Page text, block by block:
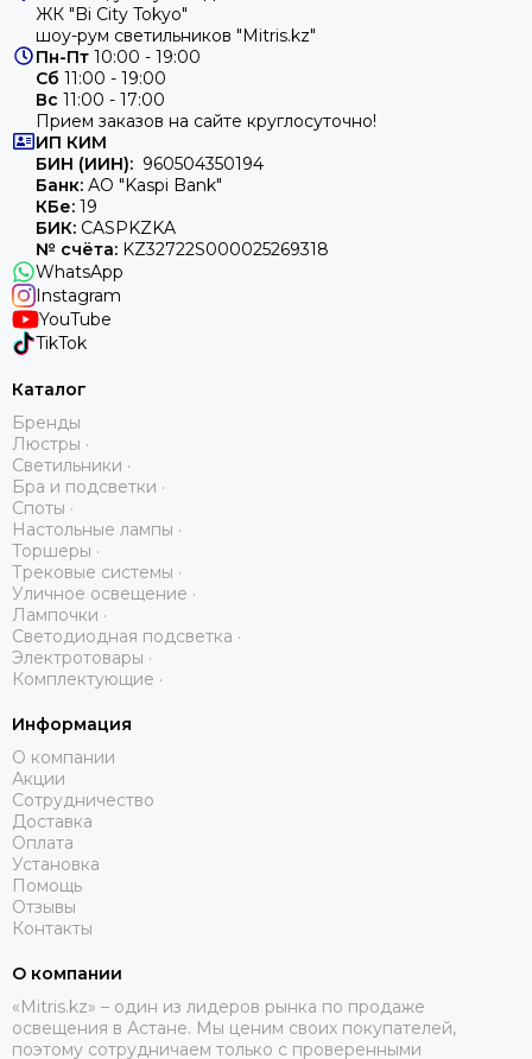
ЖК "Bi City Tokyo"
шоу-рум светильников "Mitris.kz"
Пн-Пт 10:00 - 19:00
Сб 11:00 - 19:00
Вс 11:00 - 17:00
Прием заказов на сайте круглосуточно!
ИП КИМ
БИН (ИИН): 960504350194
Банк: АО "Kaspi Bank"
КБе: 19
БИК: CASPKZKA
№ счёта: KZ32722S000025269318
WhatsApp
Instagram
YouTube
TikTok
Каталог
Бренды
Люстры ·
Светильники ·
Бра и подсветки ·
Споты ·
Настольные лампы ·
Торшеры ·
Трековые системы ·
Уличное освещение ·
Лампочки ·
Светодиодная подсветка ·
Электротовары ·
Комплектующие ·
Информация
О компании
Акции
Сотрудничество
Доставка
Оплата
Установка
Помощь
Отзывы
Контакты
О компании
«Mitris.kz» – один из лидеров рынка по продаже
освещения в Астане. Мы ценим своих покупателей,
поэтому сотрудничаем только с проверенными